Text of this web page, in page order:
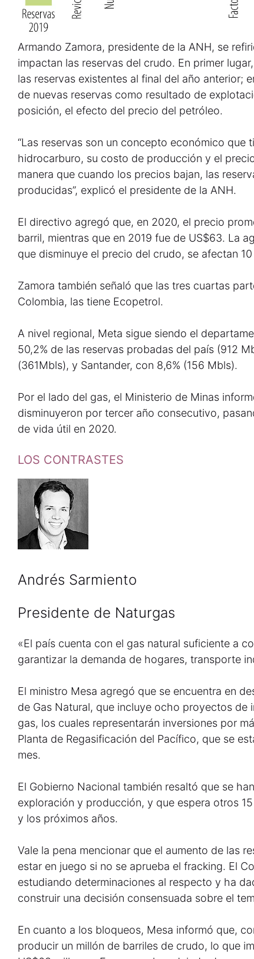
Armando Zamora, presidente de la ANH, se
impactan las reservas del crudo. En primer
las reservas existentes al final del año anterior;
de nuevas reservas como resultado de
posición, el efecto del precio del petróleo.
“Las reservas son un concepto económico que
hidrocarburo, su costo de producción y el
manera que cuando los precios bajan, las
producidas”, explicó el presidente de la ANH.
El directivo agregó que, en 2020, el precio
barril, mientras que en 2019 fue de US$63. La
que disminuye el precio del crudo, se afectan
Zamora también señaló que las tres cuartas
Colombia, las tiene Ecopetrol.
A nivel regional, Meta sigue siendo el
50,2% de las reservas probadas del país (912
(361Mbls), y Santander, con 8,6% (156 Mbls).
Por el lado del gas, el Ministerio de Minas
disminuyeron por tercer año consecutivo,
de vida útil en 2020.
LOS CONTRASTES
Andrés Sarmiento
Presidente de Naturgas
«El país cuenta con el gas natural suficiente a
garantizar la demanda de hogares, transporte
El ministro Mesa agregó que se encuentra en
de Gas Natural, que incluye ocho proyectos de
gas, los cuales representarán inversiones por
Planta de Regasificación del Pacífico, que se
mes.
El Gobierno Nacional también resaltó que se
exploración y producción, y que espera otros
y los próximos años.
Vale la pena mencionar que el aumento de las
estar en juego si no se aprueba el fracking. El
estudiando determinaciones al respecto y ha
construir una decisión consensuada sobre el
En cuanto a los bloqueos, Mesa informó que,
producir un millón de barriles de crudo, lo que